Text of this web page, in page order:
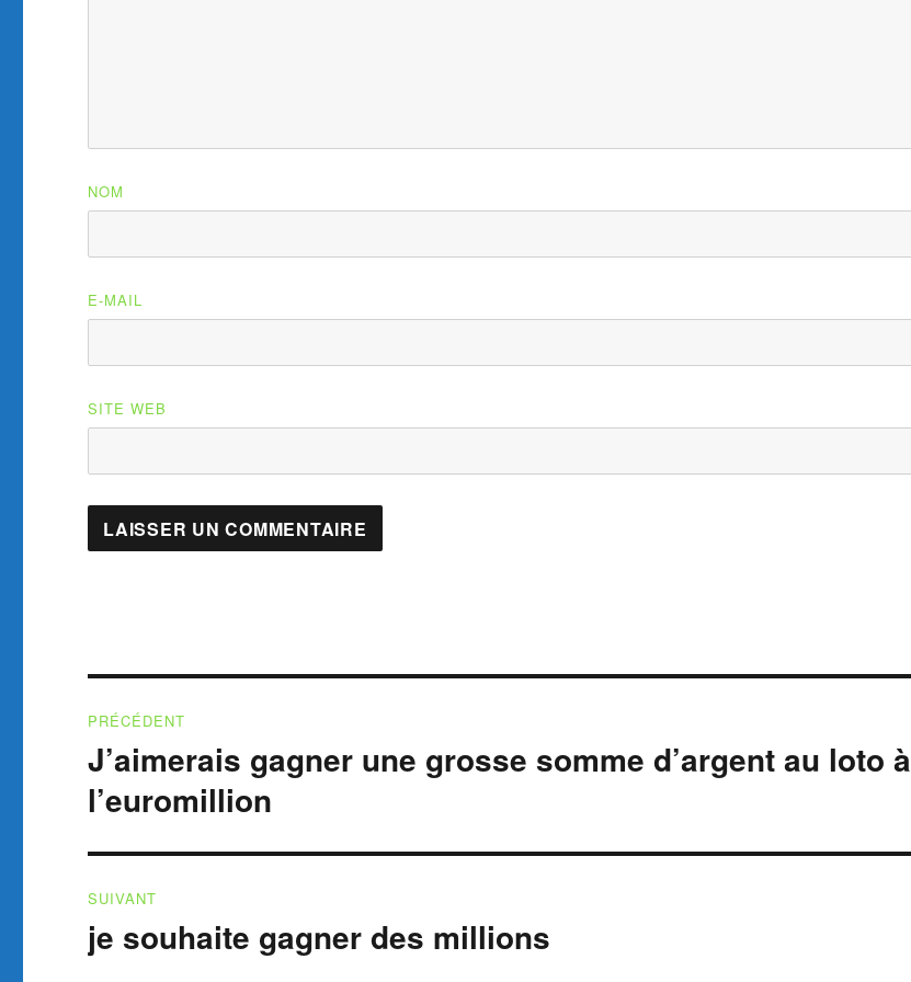
NOM
E-MAIL
SITE WEB
de
l’article
PRÉCÉDENT
Publication
précédente :
J’aimerais gagner une grosse somme d’argent au loto à
l’euromillion
SUIVANT
Publication
suivante :
je souhaite gagner des millions